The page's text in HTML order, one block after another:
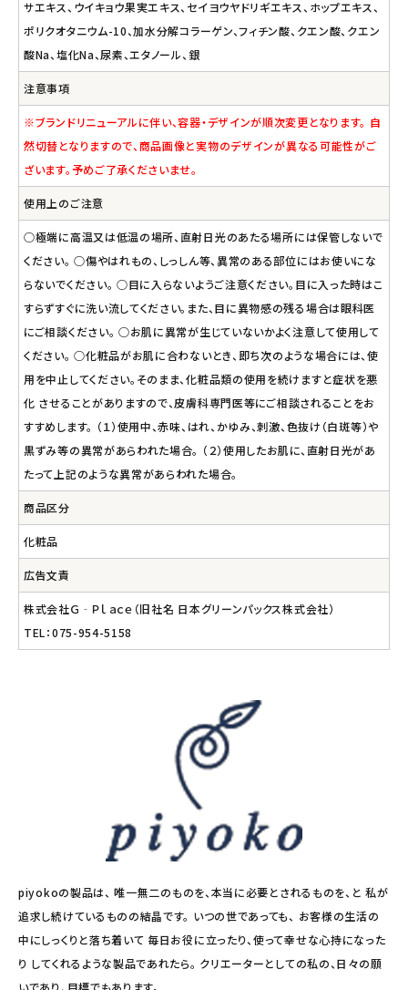
サエキス、ウイキョウ果実エキス、セイヨウヤドリギエキス、ホップエキス、
ポリクオタニウム-10、加水分解コラーゲン、フィチン酸、クエン酸、クエン
酸Na、塩化Na、尿素、エタノール、銀
注意事項
※ブランドリニューアルに伴い、容器・デザインが順次変更となります。 自
然切替となりますので、商品画像と実物のデザインが異なる可能性がご
ざいます。予めご了承くださいませ。
使用上のご注意
○極端に高温又は低温の場所、直射日光のあたる場所には保管しないで
ください。 ○傷やはれもの、しっしん等、異常のある部位にはお使いにな
らないでください。 ○目に入らないようご注意ください。目に入った時はこ
すらずすぐに洗い流してください。また、目に異物感の残る場合は眼科医
にご相談ください。 ○お肌に異常が生じていないかよく注意して使用して
ください。 ○化粧品がお肌に合わないとき、即ち次のような場合には、使
用を中止してください。そのまま、化粧品類の使用を続けますと症状を悪
化 させることがありますので、皮膚科専門医等にご相談されることをお
すすめします。 （１）使用中、赤味、はれ、かゆみ、刺激、色抜け（白斑等）や
黒ずみ等の異常があらわれた場合。 （２）使用したお肌に、直射日光があ
たって上記のような異常があらわれた場合。
商品区分
化粧品
広告文責
株式会社Ｇ‐Ｐｌａｃｅ（旧社名 日本グリーンパックス株式会社）
TEL：075-954-5158
piyokoの製品は、 唯一無二のものを、本当に必要とされるものを、と 私が
追求し続けているものの結晶です。 いつの世であっても、 お客様の生活の
中にしっくりと落ち着いて 毎日お役に立ったり、使って幸せな心持になった
り してくれるような製品であれたら。 クリエーターとしての私の、日々の願
いであり、目標でもあります。